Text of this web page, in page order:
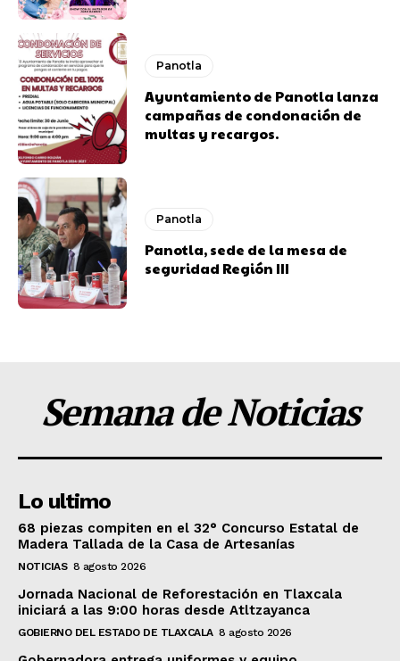
Panotla
Ayuntamiento de Panotla lanza
campañas de condonación de
multas y recargos.
Panotla
Panotla, sede de la mesa de
seguridad Región III
Semana de Noticias
Lo ultimo
68 piezas compiten en el 32° Concurso Estatal de
Madera Tallada de la Casa de Artesanías
NOTICIAS 8 agosto 2026
Jornada Nacional de Reforestación en Tlaxcala
iniciará a las 9:00 horas desde Atltzayanca
GOBIERNO DEL ESTADO DE TLAXCALA 8 agosto 2026